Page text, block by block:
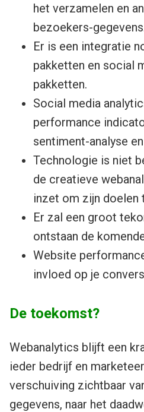
het verzamelen en
bezoekers-
Er is een integratie
pakketten en social
pakketten.
Social media
performance
sentiment-analyse
Technologie is niet
de creatieve
inzet om zijn doelen
Er zal een groot
ontstaan de
Website
invloed op je
De toekomst?
Webanalytics blijft een
ieder bedrijf en
verschuiving zichtbaar
gegevens, naar het